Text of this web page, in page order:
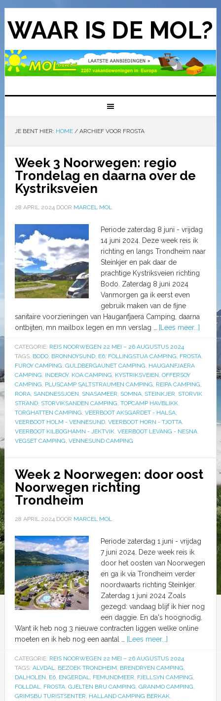
WAAR IS DE MOL?
JE BENT HIER: HOME /ARCHIEF VOOR FROSTA
Week 3 Noorwegen: regio
Trondelag en daarna over de
Kystriksveien
28 APRIL 2024DOOR MARCEL MOL
Periode zaterdag 8 juni - vrijdag
14 juni 2024. Deze week reis ik
richting en langs Trondheim naar
Steinkjer en pak daar de
prachtige Kystriksveien richting
Bodo. Zaterdag 8 juni 2024
Vanmorgen ga ik eerst even
gebruik maken van de fijne
sanitaire voorzieningen van Hauganfjaera Camping, daarna
ontbijten, mn mailbox legen en mn verslag …
[Lees meer...]
CATEGORIE: REIS NOORWEGEN 22 MEI – 26 AUGUSTUS 2024
TAGS: BODO, BRONNOYSUND, E6, FOLLINGSTUA CAMPING, FROSTA,
FUROY CAMPING, GULDBERGAUNET CAMPING, HAUGANFJAERA
CAMPING, INDEROY, KOA CAMPING, KYSTRIKSVEIEN, OFFERSOY
CAMPING, PLUSCAMP SALTSTRAUMEN CAMPING, REIPA CAMPING,
RORA, SANDNESSJOEN, SNASAMEER, SOMNA, STEINKJER, STORVIK
STRAND, STORVIKSANDEN CAMPING, TOPCAMP HAVBLIKK,
TORGHATTEN CAMPING, VEERBOOT AKSGARDET - HALSA,
VEERBOOT HOLM - VENNESUND, VEERBOOT HORN - TJOTTA,
VEERBOOT KILBOGHAMN - JEKTVIK, VEERBOOT LEVANG - NESNA,
VEGSET CAMPING, VENNESUND CAMPING
Week 2 Noorwegen: door oost
Noorwegen richting
Trondheim
28 APRIL 2024DOOR MARCEL MOL
Periode zaterdag 1 juni - vrijdag
7 juni 2024. Deze week reis ik
door het oosten van Noorwegen
en ga ik via Trondheim verder
noordwaarts richting Steinkjer.
Zaterdag 1 juni 2024 Zoals
gezegd: vandaag blijf ik hier nog
een daggie. En da's hoognodig.
Want ik heb nog 3 nieuwe contracten liggen welke online
moeten en ik heb nog een aantal …
[Lees meer...]
CATEGORIE: REIS NOORWEGEN 22 MEI – 26 AUGUSTUS 2024
TAGS: ALVDAL, BEZOEK TRONDHEIM, BRENDRYEN CAMPING,
DALHOLEN, E6, ENGERDAL, FEMUNDMEER, FJELLSYN CAMPING,
FOLLDAL, FROSTA, GJELTEN BRU CAMPING, GRANMO CAMPING,
GRIMSBU TURISTSENTER, HALLAND CAMPING BERKAK,